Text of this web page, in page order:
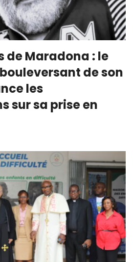
de Maradona : le
de son
les
sur sa prise en